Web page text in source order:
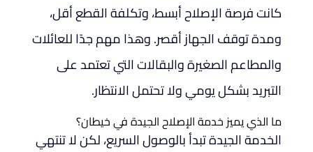
كانت فرصة الإصلاح أبسط، وتكلفة القطع أقل،
ومدة توقف الجهاز أقصر. وهذا مهم جدًا للعائلات
والمطاعم الصغيرة والبقالات التي تعتمد على
التبريد بشكل يومي ولا تحتمل الانتظار.
ما الذي يميز خدمة الإصلاح الجيدة في خيطان؟
الخدمة الجيدة تبدأ بالوصول السريع، لكن لا تنتهي